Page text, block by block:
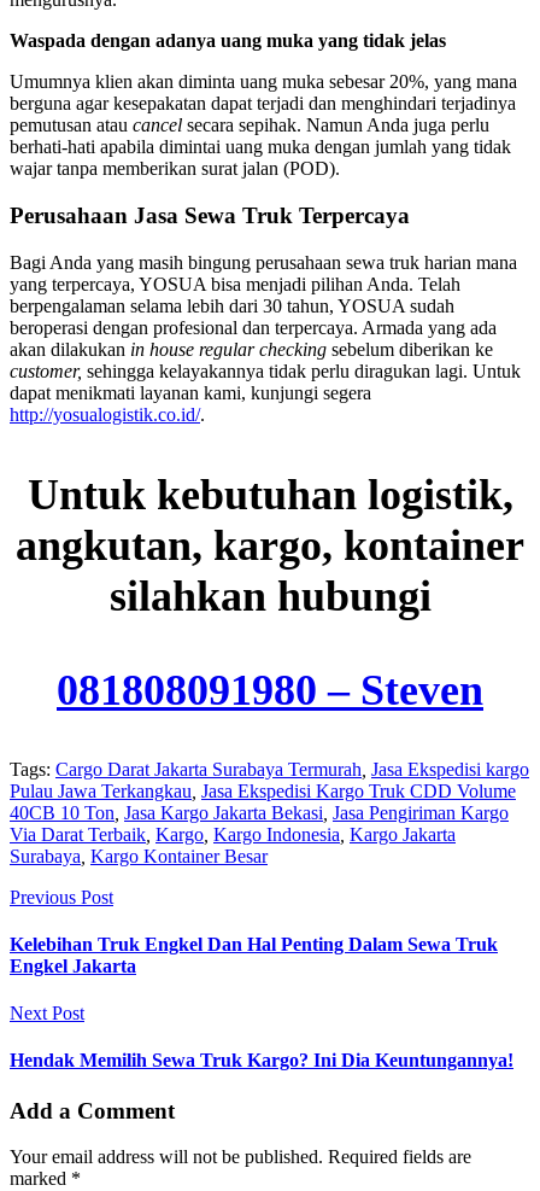
Waspada dengan adanya uang muka yang tidak jelas
Umumnya klien akan diminta uang muka sebesar 20%, yang mana
berguna agar kesepakatan dapat terjadi dan menghindari terjadinya
pemutusan atau cancel secara sepihak. Namun Anda juga perlu
berhati-hati apabila dimintai uang muka dengan jumlah yang tidak
wajar tanpa memberikan surat jalan (POD).
Perusahaan Jasa Sewa Truk Terpercaya
Bagi Anda yang masih bingung perusahaan sewa truk harian mana
yang terpercaya, YOSUA bisa menjadi pilihan Anda. Telah
berpengalaman selama lebih dari 30 tahun, YOSUA sudah
beroperasi dengan profesional dan terpercaya. Armada yang ada
akan dilakukan in house regular checking sebelum diberikan ke
customer, sehingga kelayakannya tidak perlu diragukan lagi. Untuk
dapat menikmati layanan kami, kunjungi segera
http://yosualogistik.co.id/.
Untuk kebutuhan logistik,
angkutan, kargo, kontainer
silahkan hubungi
081808091980 – Steven
Tags: Cargo Darat Jakarta Surabaya Termurah Jasa Ekspedisi kargo
Pulau Jawa Terkangkau Jasa Ekspedisi Kargo Truk CDD Volume
40CB 10 Ton Jasa Kargo Jakarta Bekasi Jasa Pengiriman Kargo
Via Darat Terbaik Kargo Kargo Indonesia Kargo Jakarta
Surabaya Kargo Kontainer Besar
Previous Post
Kelebihan Truk Engkel Dan Hal Penting Dalam Sewa Truk
Engkel Jakarta
Next Post
Hendak Memilih Sewa Truk Kargo? Ini Dia Keuntungannya!
Add a Comment
Your email address will not be published. Required fields are
marked *